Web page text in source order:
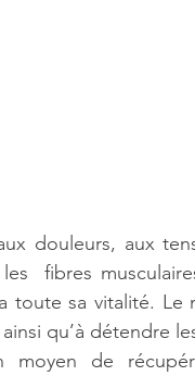
douleurs, aux
fibres
toute sa vitalité. Le
qu’à détendre
de